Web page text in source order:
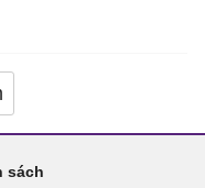
sách